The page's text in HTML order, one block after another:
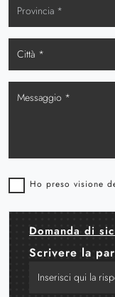
Ho preso visione
Domanda di
Scrivere la